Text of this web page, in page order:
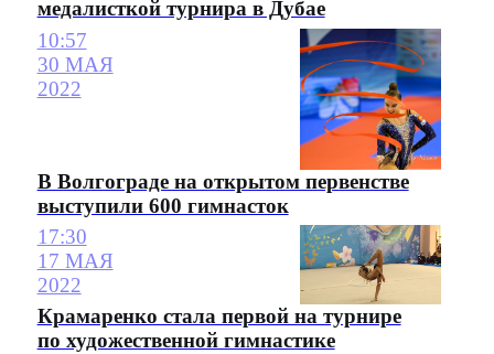
медалисткой турнира в Дубае
10:57
30 МАЯ
2022
В Волгограде на открытом первенстве
выступили 600 гимнасток
17:30
17 МАЯ
2022
Крамаренко стала первой на турнире
по художественной гимнастике